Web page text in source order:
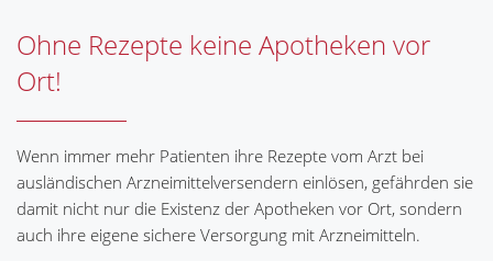
Ohne Rezepte keine Apotheken vor
Ort!
Wenn immer mehr Patienten ihre Rezepte vom Arzt bei
ausländischen Arzneimittelversendern einlösen, gefährden sie
damit nicht nur die Existenz der Apotheken vor Ort, sondern
auch ihre eigene sichere Versorgung mit Arzneimitteln.